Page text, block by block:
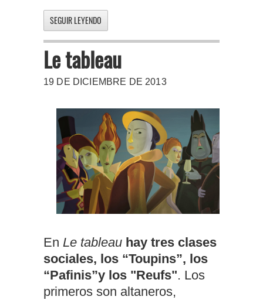
SEGUIR LEYENDO
Le tableau
19 DE DICIEMBRE DE 2013
En Le tableau hay tres clases
sociales, los “Toupins”, los
“Pafinis”y los "Reufs". Los
primeros son altaneros,